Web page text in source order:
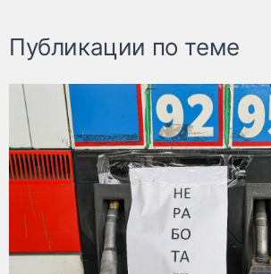
Публикации по теме